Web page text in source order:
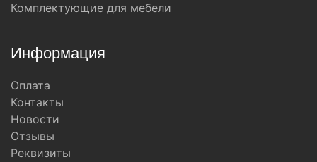
Комплектующие для мебели
Информация
Оплата
Контакты
Новости
Отзывы
Реквизиты